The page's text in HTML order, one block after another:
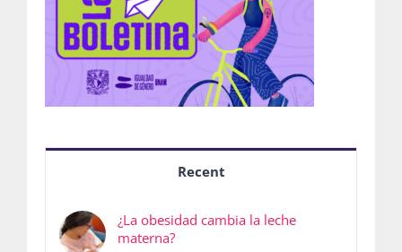
Recent
¿La obesidad cambia la leche
materna?